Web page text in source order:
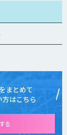
まとめて
はこちら
る